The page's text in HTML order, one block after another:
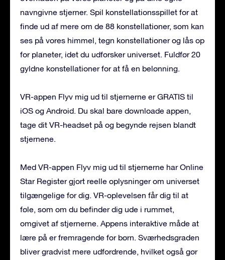
navngivne stjerner. Spil konstellationsspillet for at
finde ud af mere om de 88 konstellationer, som kan
ses på vores himmel, tegn konstellationer og lås op
for planeter, idet du udforsker universet. Fuldfør 20
gyldne konstellationer for at få en belønning.
VR-appen Flyv mig ud til stjernerne er GRATIS til
iOS og Android. Du skal bare downloade appen,
tage dit VR-headset på og begynde rejsen blandt
stjernene.
Med VR-appen Flyv mig ud til stjernerne har Online
Star Register gjort reelle oplysninger om universet
tilgængelige for dig. VR-oplevelsen får dig til at
føle, som om du befinder dig ude i rummet,
omgivet af stjernerne. Appens interaktive måde at
lære på er fremragende for børn. Sværhedsgraden
bliver gradvist mere udfordrende, hvilket også gør